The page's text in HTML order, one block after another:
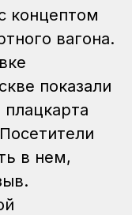
концептом
вагона.
показали
в нем,